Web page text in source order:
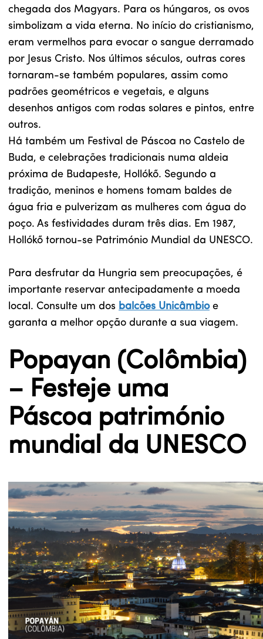
chegada dos Magyars. Para os húngaros, os ovos
simbolizam a vida eterna. No início do cristianismo,
eram vermelhos para evocar o sangue derramado
por Jesus Cristo. Nos últimos séculos, outras cores
tornaram-se também populares, assim como
padrões geométricos e vegetais, e alguns
desenhos antigos com rodas solares e pintos, entre
outros.
Há também um Festival de Páscoa no Castelo de
Buda, e celebrações tradicionais numa aldeia
próxima de Budapeste, Hollókő. Segundo a
tradição, meninos e homens tomam baldes de
água fria e pulverizam as mulheres com água do
poço. As festividades duram três dias. Em 1987,
Hollókő tornou-se Património Mundial da UNESCO.
Para desfrutar da Hungria sem preocupações, é
importante reservar antecipadamente a moeda
local. Consulte um dos balcões Unicâmbio e
garanta a melhor opção durante a sua viagem.
Popayan (Colômbia)
– Festeje uma
Páscoa património
mundial da UNESCO